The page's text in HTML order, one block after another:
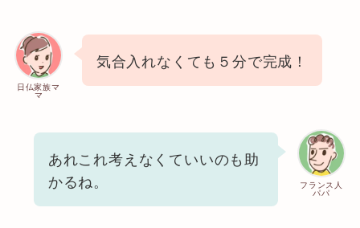
日仏家族マ
マ
気合入れなくても５分で完成！
フランス人
パパ
あれこれ考えなくていいのも助
かるね。